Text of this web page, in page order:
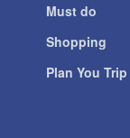
Must do
Shopping
Plan You Trip